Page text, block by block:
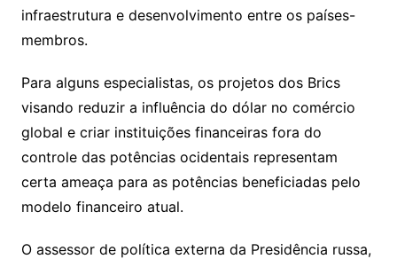
infraestrutura e desenvolvimento entre os países-
membros.
Para alguns especialistas, os projetos dos Brics
visando reduzir a influência do dólar no comércio
global e criar instituições financeiras fora do
controle das potências ocidentais representam
certa ameaça para as potências beneficiadas pelo
modelo financeiro atual.
O assessor de política externa da Presidência russa,